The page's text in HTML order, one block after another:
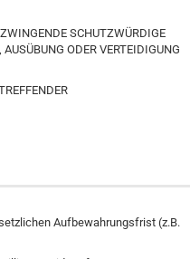
SCHUTZWÜRDIGE
ODER VERTEIDIGUNG
Aufbewahrungsfrist (z.B.